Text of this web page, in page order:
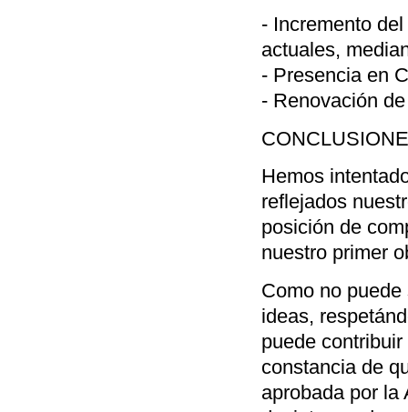
- Incremento
actuales,
- Presencia en
- Renovación
Hemos
reflejados
posición de
nuestro primer
Como no
ideas,
puede
constancia de
aprobada por la